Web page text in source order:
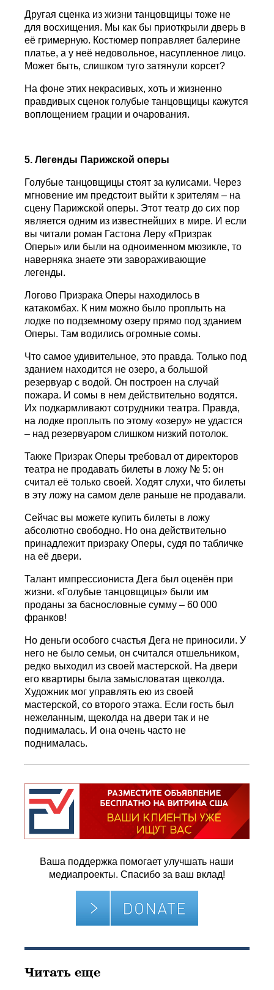
Другая сценка из жизни танцовщицы тоже не
для восхищения. Мы как бы приоткрыли дверь в
её гримерную. Костюмер поправляет балерине
платье, а у неё недовольное, насупленное лицо.
Может быть, слишком туго затянули корсет?
На фоне этих некрасивых, хоть и жизненно
правдивых сценок голубые танцовщицы кажутся
воплощением грации и очарования.
5. Легенды Парижской оперы
Голубые танцовщицы стоят за кулисами. Через
мгновение им предстоит выйти к зрителям – на
сцену Парижской оперы. Этот театр до сих пор
является одним из известнейших в мире. И если
вы читали роман Гастона Леру «Призрак
Оперы» или были на одноименном мюзикле, то
наверняка знаете эти завораживающие
легенды.
Логово Призрака Оперы находилось в
катакомбах. К ним можно было проплыть на
лодке по подземному озеру прямо под зданием
Оперы. Там водились огромные сомы.
Что самое удивительное, это правда. Только под
зданием находится не озеро, а большой
резервуар с водой. Он построен на случай
пожара. И сомы в нем действительно водятся.
Их подкармливают сотрудники театра. Правда,
на лодке проплыть по этому «озеру» не удастся
– над резервуаром слишком низкий потолок.
Также Призрак Оперы требовал от директоров
театра не продавать билеты в ложу № 5: он
считал её только своей. Ходят слухи, что билеты
в эту ложу на самом деле раньше не продавали.
Сейчас вы можете купить билеты в ложу
абсолютно свободно. Но она действительно
принадлежит призраку Оперы, судя по табличке
на её двери.
Талант импрессиониста Дега был оценён при
жизни. «Голубые танцовщицы» были им
проданы за баснословные сумму – 60 000
франков!
Но деньги особого счастья Дега не приносили. У
него не было семьи, он считался отшельником,
редко выходил из своей мастерской. На двери
его квартиры была замысловатая щеколда.
Художник мог управлять ею из своей
мастерской, со второго этажа. Если гость был
нежеланным, щеколда на двери так и не
поднималась. И она очень часто не
поднималась.
Ваша поддержка помогает улучшать наши
медиапроекты. Спасибо за ваш вклад!
Читать еще